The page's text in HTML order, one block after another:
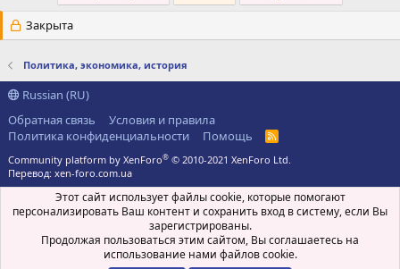
Закрыта
Политика, экономика, история
Russian (RU)
Обратная связь
Условия и правила
Политика конфиденциальности
Помощь
R
S
Community platform by XenForo® © 2010-2021 XenForo Ltd.
Перевод: xen-foro.com.ua
Этот сайт использует файлы cookie, которые помогают
персонализировать Ваш контент и сохранить вход в систему, если Вы
зарегистрированы.
Продолжая пользоваться этим сайтом, Вы соглашаетесь на
использование нами файлов cookie.